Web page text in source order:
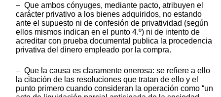
– Que ambos cónyuges, mediante pacto, atribuyen el
carácter privativo a los bienes adquiridos, no estando
ante el supuesto ni de confesión de privatividad (según
ellos mismos indican en el punto 4.º) ni de intento de
acreditar con prueba documental publica la procedencia
privativa del dinero empleado por la compra.
– Que la causa es claramente onerosa: se refiere a ello
la citación de las resoluciones que tratan de ello y el
punto primero cuando consideran la operación como “un